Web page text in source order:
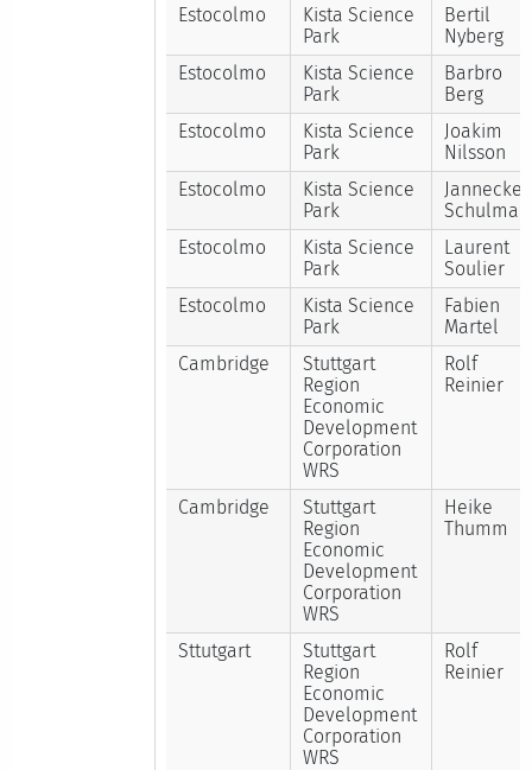
Estocolmo
Kista Science
Park
Bertil
Nyberg
Estocolmo
Kista Science
Park
Barbro
Berg
Estocolmo
Kista Science
Park
Joakim
Nilsson
Estocolmo
Kista Science
Park
Jannecke
Schulman
Estocolmo
Kista Science
Park
Laurent
Soulier
Estocolmo
Kista Science
Park
Fabien
Martel
Cambridge
Stuttgart
Region
Economic
Development
Corporation
WRS
Rolf
Reinier
Cambridge
Stuttgart
Region
Economic
Development
Corporation
WRS
Heike
Thumm
Sttutgart
Stuttgart
Region
Economic
Development
Corporation
WRS
Rolf
Reinier